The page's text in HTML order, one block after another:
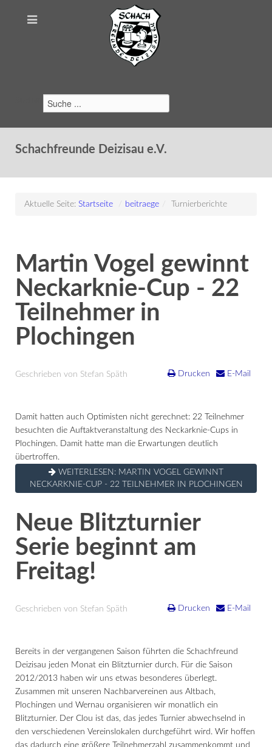
Schachfreunde Deizisau e.V.
Aktuelle Seite: Startseite / beitraege / Turnierberichte
Martin Vogel gewinnt
Neckarknie-Cup - 22
Teilnehmer in
Plochingen
Drucken E-Mail
Geschrieben von Stefan Späth
Damit hatten auch Optimisten nicht gerechnet: 22 Teilnehmer
besuchten die Auftaktveranstaltung des Neckarknie-Cups in
Plochingen. Damit hatte man die Erwartungen deutlich
übertroffen.
WEITERLESEN: MARTIN VOGEL GEWINNT
NECKARKNIE-CUP - 22 TEILNEHMER IN PLOCHINGEN
Neue Blitzturnier
Serie beginnt am
Freitag!
Drucken E-Mail
Geschrieben von Stefan Späth
Bereits in der vergangenen Saison führten die Schachfreund
Deizisau jeden Monat ein Blitzturnier durch. Für die Saison
2012/2013 haben wir uns etwas besonderes überlegt.
Zusammen mit unseren Nachbarvereinen aus Altbach,
Plochingen und Wernau organisieren wir monatlich ein
Blitzturnier. Der Clou ist das, das jedes Turnier abwechselnd in
den verschiedenen Vereinslokalen durchgeführt wird. Wir hoffen
das dadurch eine größere Teilnehmerzahl zusammenkommt und